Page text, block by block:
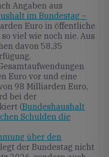
Angaben aus
im Bundestag –
Euro in öffentliche
viel wie noch nie. Aus
davon 58,35
Euro vor und eine
98 Milliarden Euro,
bei der
(Bundeshaushalt
Schulden die
über den
legt der Bundestag nicht